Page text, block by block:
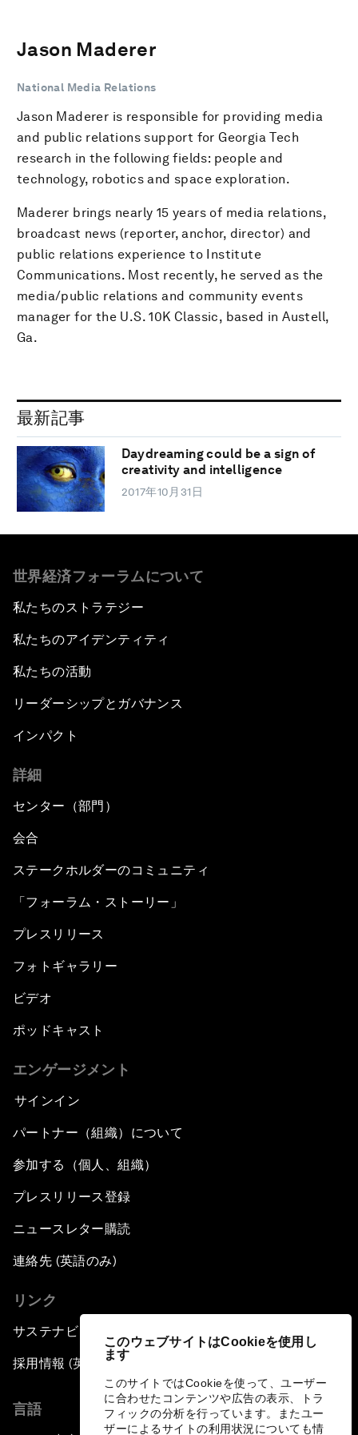
このウェブサイトはCookieを使用し
ます
このサイトではCookieを使って、ユーザー
に合わせたコンテンツや広告の表示、トラ
フィックの分析を行っています。またユー
ザーによるサイトの利用状況についても情
Jason Maderer
National Media Relations
Jason Maderer is responsible for providing media
and public relations support for Georgia Tech
research in the following fields: people and
technology, robotics and space exploration.
Maderer brings nearly 15 years of media relations,
broadcast news (reporter, anchor, director) and
public relations experience to Institute
Communications. Most recently, he served as the
media/public relations and community events
manager for the U.S. 10K Classic, based in Austell,
Ga.
最新記事
Daydreaming could be a sign of
creativity and intelligence
2017年10月31日
世界経済フォーラムについて
私たちのストラテジー
私たちのアイデンティティ
私たちの活動
リーダーシップとガバナンス
インパクト
詳細
センター（部門）
会合
ステークホルダーのコミュニティ
「フォーラム・ストーリー」
プレスリリース
フォトギャラリー
ビデオ
ポッドキャスト
エンゲージメント
サインイン
パートナー（組織）について
参加する（個人、組織）
プレスリリース登録
ニュースレター購読
連絡先 (英語のみ)
リンク
サステナビリティへの取り組み
採用情報 (英語のみ)
言語